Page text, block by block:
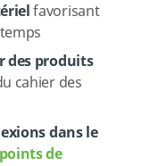
favorisant
des produits
cahier des
dans le
points de